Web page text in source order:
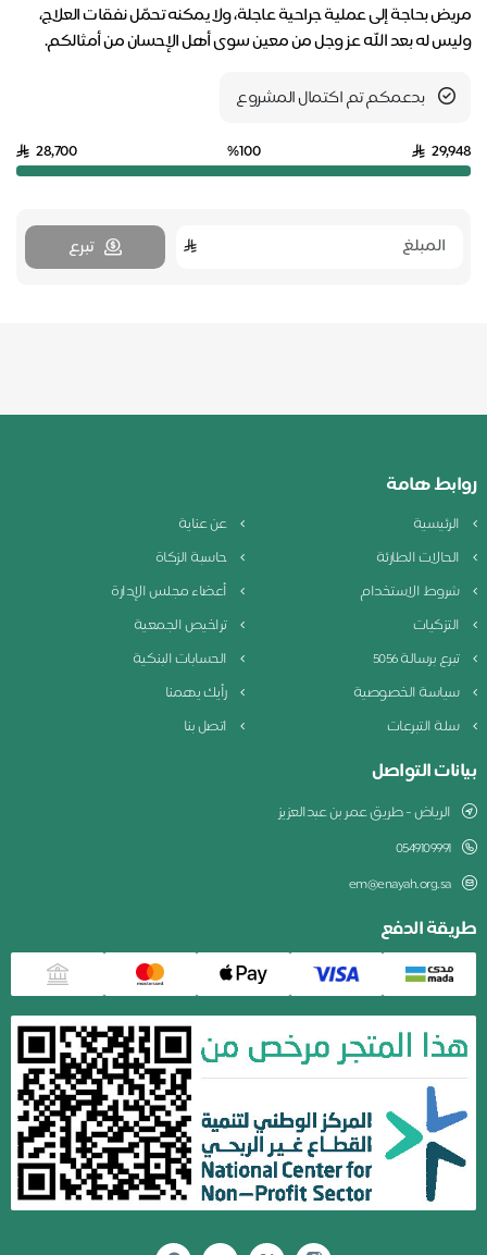
مريض بحاجة إلى عملية جراحية عاجلة، ولا يمكنه تحمّل نفقات العلاج،
وليس له بعد الله عز وجل من معين سوى أهل الإحسان من أمثالكم.
بدعمكم تم اكتمال المشروع
29,948
%100
28,700
تبرع
روابط هامة
الرئيسية
عن عناية
الحالات الطارئة
حاسبة الزكاة
شروط الاستخدام
أعضاء مجلس الإدارة
التزكيات
تراخيص الجمعية
تبرع برسالة 5056
الحسابات البنكية
سياسة الخصوصية
رأيك يهمنا
سلة التبرعات
اتصل بنا
بيانات التواصل
الرياض - طريق عمر بن عبدالعزيز
0549109991
em@enayah.org.sa
طريقة الدفع